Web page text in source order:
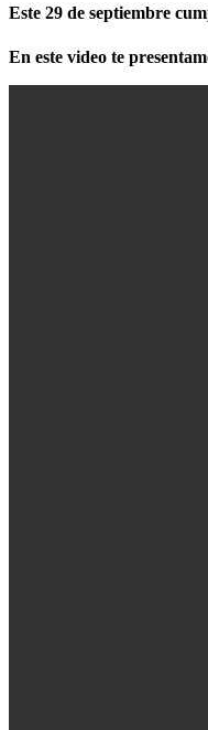
Este 29 de septiembre
En este video te